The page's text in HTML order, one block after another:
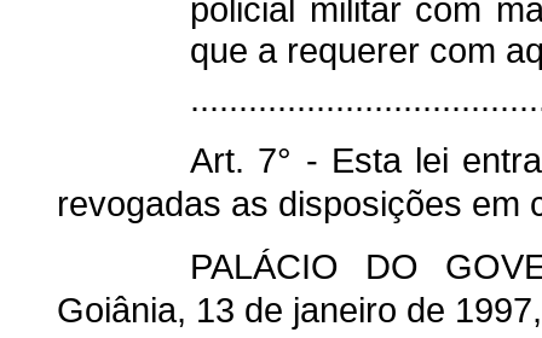
policial militar com
que a requerer com
Art. 7° - Esta lei
revogadas as disposições em
PALÁCIO DO
Goiânia, 13 de janeiro de